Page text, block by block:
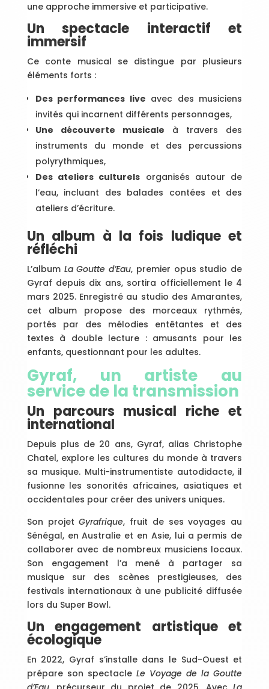
une approche immersive et participative.
Un spectacle interactif et
immersif
Ce conte musical se distingue par plusieurs
éléments forts :
Des performances live avec des musiciens
invités qui incarnent différents personnages,
Une découverte musicale à travers des
instruments du monde et des percussions
polyrythmiques,
Des ateliers culturels organisés autour de
l’eau, incluant des balades contées et des
ateliers d’écriture.
Un album à la fois ludique et
réfléchi
L’album La Goutte d’Eau, premier opus studio de
Gyraf depuis dix ans, sortira officiellement le 4
mars 2025. Enregistré au studio des Amarantes,
cet album propose des morceaux rythmés,
portés par des mélodies entêtantes et des
textes à double lecture : amusants pour les
enfants, questionnant pour les adultes.
Gyraf, un artiste au
service de la transmission
Un parcours musical riche et
international
Depuis plus de 20 ans, Gyraf, alias Christophe
Chatel, explore les cultures du monde à travers
sa musique. Multi-instrumentiste autodidacte, il
fusionne les sonorités africaines, asiatiques et
occidentales pour créer des univers uniques.
Son projetGyrafrique, fruit de ses voyages au
Sénégal, en Australie et en Asie, lui a permis de
collaborer avec de nombreux musiciens locaux.
Son engagement l’a mené à partager sa
musique sur des scènes prestigieuses, des
festivals internationaux à une publicité diffusée
lors du Super Bowl.
Un engagement artistique et
écologique
En 2022, Gyraf s’installe dans le Sud-Ouest et
prépare son spectacle Le Voyage de la Goutte